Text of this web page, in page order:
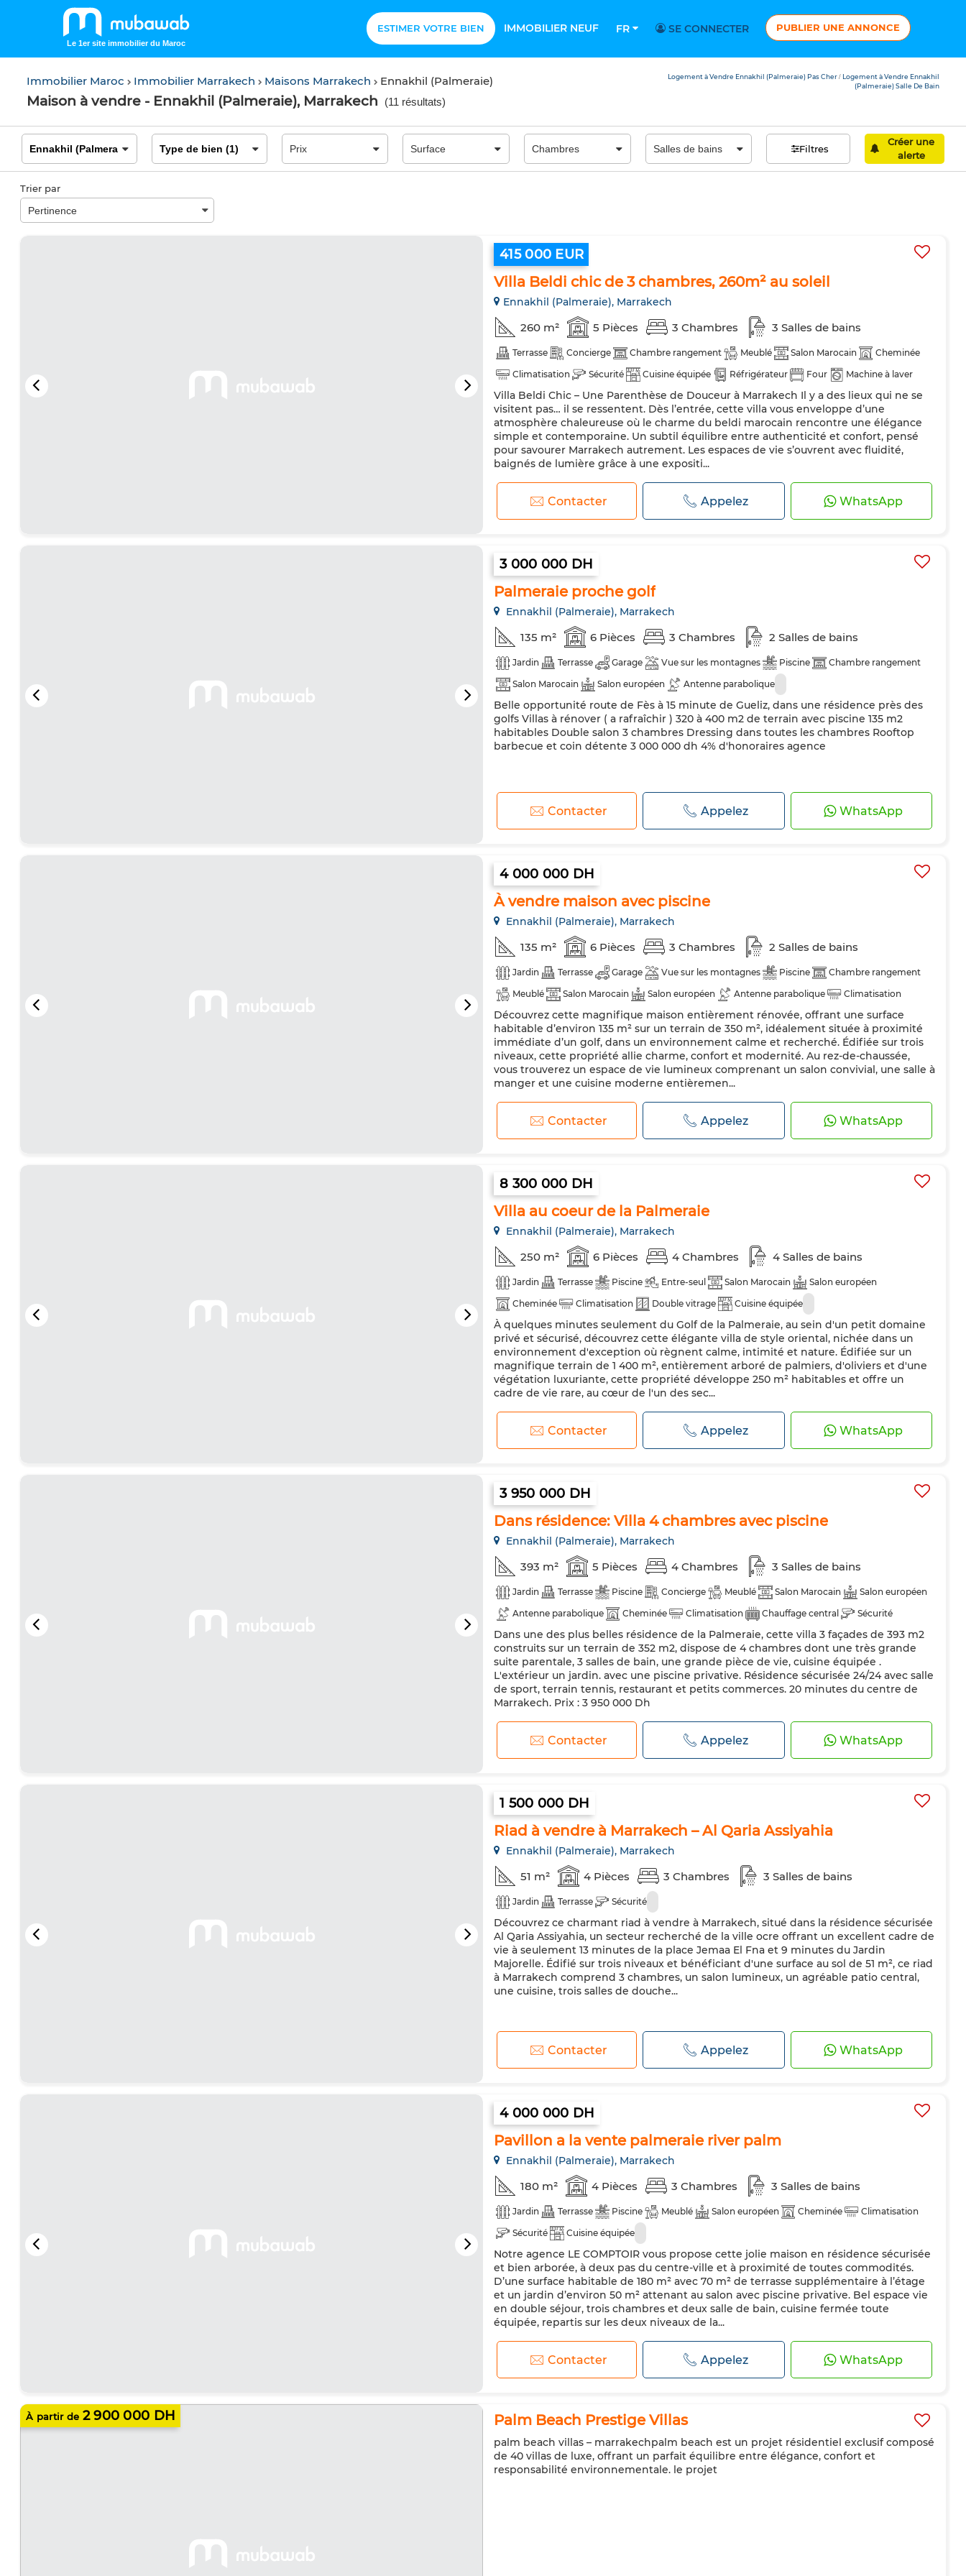
Le 1er site immobilier du Maroc
ESTIMER VOTRE BIEN IMMOBILIER NEUF FR SE CONNECTER PUBLIER UNE ANNONCE
Immobilier Maroc Immobilier Marrakech Maisons Marrakech Ennakhil (Palmeraie)
Maison à vendre - Ennakhil (Palmeraie), Marrakech (11 résultats)
Logement à Vendre Ennakhil (Palmeraie) Pas Cher / Logement à Vendre Ennakhil
(Palmeraie) Salle De Bain
Filtres
Créer une
alerte
Trier par
415 000 EUR
Villa Beldi chic de 3 chambres, 260m² au soleil
Ennakhil (Palmeraie), Marrakech
260 m² 5 Pièces 3 Chambres 3 Salles de bains
Terrasse Concierge Chambre rangement Meublé Salon Marocain
Cheminée
Climatisation
Sécurité Cuisine équipée Réfrigérateur Four
Machine à laver
Micro-ondes
Villa Beldi Chic – Une Parenthèse de Douceur à Marrakech Il y a des lieux qui ne se
visitent pas… il se ressentent. Dès l’entrée, cette villa vous enveloppe d’une
atmosphère chaleureuse où le charme du beldi marocain rencontre une élégance
simple et contemporaine. Un subtil équilibre entre authenticité et confort, pensé
pour savourer Marrakech autrement. Les espaces de vie s’ouvrent avec fluidité,
baignés de lumière grâce à une expositi...
Contacter Appelez WhatsApp
3 000 000 DH
Palmeraie proche golf
Ennakhil (Palmeraie), Marrakech
135 m² 6 Pièces 3 Chambres 2 Salles de bains
Jardin Terrasse Garage Vue sur les montagnes Piscine
Chambre rangement
Salon Marocain
Salon européen Antenne parabolique
Belle opportunité route de Fès à 15 minute de Gueliz, dans une résidence près des
golfs Villas à rénover ( a rafraîchir ) 320 à 400 m2 de terrain avec piscine 135 m2
habitables Double salon 3 chambres Dressing dans toutes les chambres Rooftop
barbecue et coin détente 3 000 000 dh 4% d'honoraires agence
Contacter Appelez WhatsApp
4 000 000 DH
À vendre maison avec piscine
Ennakhil (Palmeraie), Marrakech
135 m² 6 Pièces 3 Chambres 2 Salles de bains
Jardin Terrasse Garage Vue sur les montagnes Piscine
Chambre rangement
Meublé
Salon Marocain Salon européen Antenne parabolique
Climatisation
Chauffage central
Cuisine équipée Réfrigérateur Four
Machine à laver
Micro-ondes
Découvrez cette magnifique maison entièrement rénovée, offrant une surface
habitable d’environ 135 m² sur un terrain de 350 m², idéalement située à proximité
immédiate d’un golf, dans un environnement calme et recherché. Édifiée sur trois
niveaux, cette propriété allie charme, confort et modernité. Au rez-de-chaussée,
vous trouverez un espace de vie lumineux comprenant un salon convivial, une salle à
manger et une cuisine moderne entièremen...
Contacter Appelez WhatsApp
8 300 000 DH
Villa au coeur de la Palmeraie
Ennakhil (Palmeraie), Marrakech
250 m² 6 Pièces 4 Chambres 4 Salles de bains
Jardin Terrasse Piscine Entre-seul Salon Marocain
Salon européen
Cheminée
Climatisation Double vitrage Cuisine équipée
À quelques minutes seulement du Golf de la Palmeraie, au sein d'un petit domaine
privé et sécurisé, découvrez cette élégante villa de style oriental, nichée dans un
environnement d'exception où règnent calme, intimité et nature. Édifiée sur un
magnifique terrain de 1 400 m², entièrement arboré de palmiers, d'oliviers et d'une
végétation luxuriante, cette propriété développe 250 m² habitables et offre un
cadre de vie rare, au cœur de l'un des sec...
Contacter Appelez WhatsApp
3 950 000 DH
Dans résidence: Villa 4 chambres avec piscine
Ennakhil (Palmeraie), Marrakech
393 m² 5 Pièces 4 Chambres 3 Salles de bains
Jardin Terrasse Piscine Concierge Meublé Salon Marocain
Salon européen
Antenne parabolique
Cheminée Climatisation Chauffage central
Sécurité
Cuisine équipée
Réfrigérateur Four
Dans une des plus belles résidence de la Palmeraie, cette villa 3 façades de 393 m2
construits sur un terrain de 352 m2, dispose de 4 chambres dont une très grande
suite parentale, 3 salles de bain, une grande pièce de vie, cuisine équipée .
L'extérieur un jardin. avec une piscine privative. Résidence sécurisée 24/24 avec salle
de sport, terrain tennis, restaurant et petits commerces. 20 minutes du centre de
Marrakech. Prix : 3 950 000 Dh
Contacter Appelez WhatsApp
1 500 000 DH
Riad à vendre à Marrakech – Al Qaria Assiyahia
Ennakhil (Palmeraie), Marrakech
51 m² 4 Pièces 3 Chambres 3 Salles de bains
Jardin Terrasse Sécurité
Découvrez ce charmant riad à vendre à Marrakech, situé dans la résidence sécurisée
Al Qaria Assiyahia, un secteur recherché de la ville ocre offrant un excellent cadre de
vie à seulement 13 minutes de la place Jemaa El Fna et 9 minutes du Jardin
Majorelle. Édifié sur trois niveaux et bénéficiant d'une surface au sol de 51 m², ce riad
à Marrakech comprend 3 chambres, un salon lumineux, un agréable patio central,
une cuisine, trois salles de douche...
Contacter Appelez WhatsApp
4 000 000 DH
Pavillon a la vente palmeraie river palm
Ennakhil (Palmeraie), Marrakech
180 m² 4 Pièces 3 Chambres 3 Salles de bains
Jardin Terrasse Piscine Meublé Salon européen Cheminée
Climatisation
Sécurité
Cuisine équipée
Notre agence LE COMPTOIR vous propose cette jolie maison en résidence sécurisée
et bien arborée, à deux pas du centre-ville et à proximité de toutes commodités.
D’une surface habitable de 180 m² avec 70 m² de terrasse supplémentaire à l’étage
et un jardin d’environ 50 m² attenant au salon avec piscine privative. Bel espace vie
en double séjour, trois chambres et deux salle de bain, cuisine fermée toute
équipée, repartis sur les deux niveaux de la...
Contacter Appelez WhatsApp
À partir de 2 900 000 DH Palm Beach Prestige Villas
palm beach villas – marrakechpalm beach est un projet résidentiel exclusif composé
de 40 villas de luxe, offrant un parfait équilibre entre élégance, confort et
responsabilité environnementale. le projet